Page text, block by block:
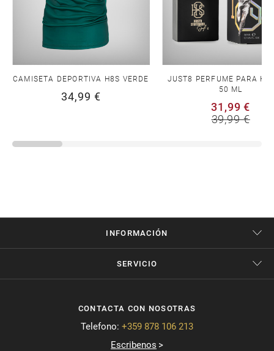
CAMISETA DEPORTIVA H8S VERDE
34,99 €
JUST8 PERFUME PARA
50 ML
31,99 €
39,99 €
INFORMACIÓN
SERVICIO
CONTACTA CON NOSOTRAS
Telefono: +359 878 106 213
Escribenos